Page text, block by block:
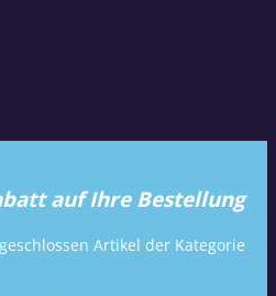
auf Ihre Bestellung
Artikel der Kategorie